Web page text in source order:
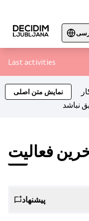
Last activities
نمایش متن اصلی
فعالیت
پیشنهاد